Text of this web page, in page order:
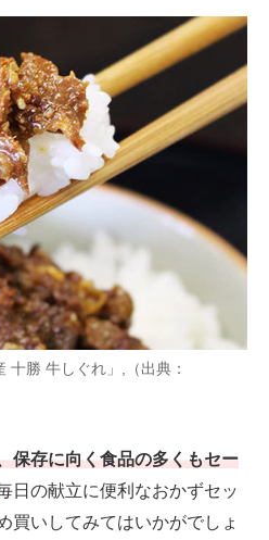
十勝 牛しぐれ」,（出典：
保存に向く食品の多くもセー
日の献立に便利なおかずセッ
買いしてみてはいかがでしょ